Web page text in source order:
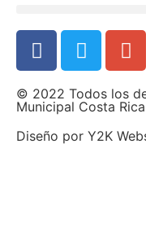
© 2022 Todos los
Municipal Costa Rica
Diseño por Y2K